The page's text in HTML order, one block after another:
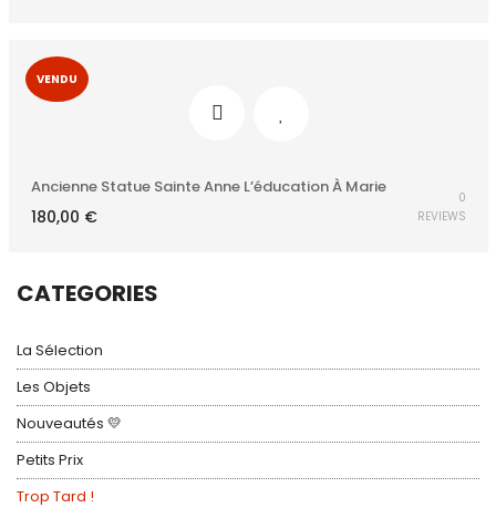
CATEGORIES
La Sélection
Les Objets
Nouveautés 💛
Petits Prix
Trop Tard !
VENDU
Ancienne Statue Sainte Anne L’éducation À Marie
180,00 €
0
REVIEWS